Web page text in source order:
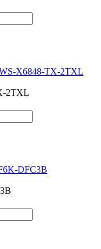
X6848-TX-2TXL
2TXL
DFC3B